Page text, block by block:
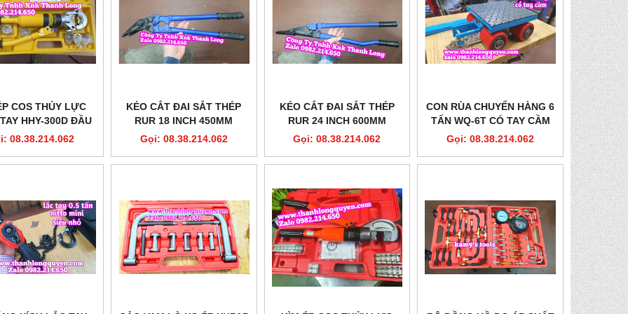
COS THỦY LỰC
HHY-300D ĐẦU
TẤN FULL KHUÔN
08.38.214.062
KÉO CẮT ĐAI SẮT THÉP
RUR 18 INCH 450MM
MODEL R4042
Gọi: 08.38.214.062
KÉO CẮT ĐAI SẮT THÉP
RUR 24 INCH 600MM
MODEL R4043
Gọi: 08.38.214.062
CON RÙA CHUYỂN HÀNG 6
TẤN WQ-6T CÓ TAY CẦM
ĐIỀU HƯỚNG 180 ĐỘ
Gọi: 08.38.214.062